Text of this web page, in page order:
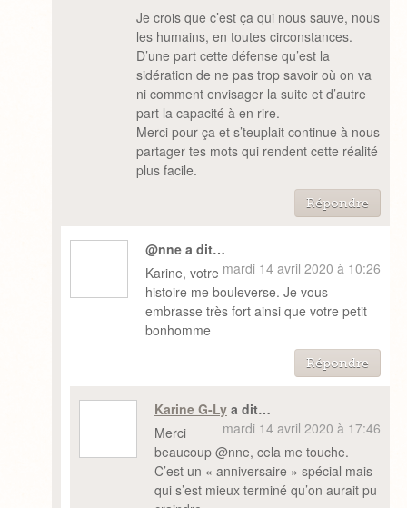
Je crois que c’est ça qui nous sauve, nous
les humains, en toutes circonstances.
D’une part cette défense qu’est la
sidération de ne pas trop savoir où on va
ni comment envisager la suite et d’autre
part la capacité à en rire.
Merci pour ça et s’teuplait continue à nous
partager tes mots qui rendent cette réalité
plus facile.
Répondre
@nne a dit…
mardi 14 avril 2020 à 10:26
Karine, votre
histoire me bouleverse. Je vous
embrasse très fort ainsi que votre petit
bonhomme
Répondre
Karine G-Lya dit…
mardi 14 avril 2020 à 17:46
Merci
beaucoup @nne, cela me touche.
C’est un « anniversaire » spécial mais
qui s’est mieux terminé qu’on aurait pu